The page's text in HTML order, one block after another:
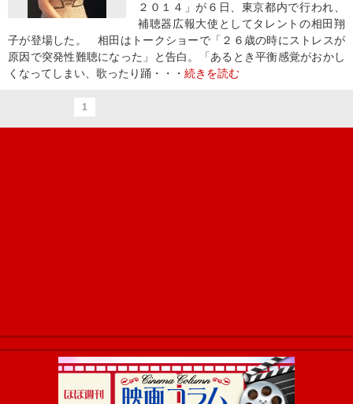
２０１４」が６日、東京都内で行われ、
補聴器広報大使としてタレントの相田翔
子が登場した。 相田はトークショーで「２６歳の時にストレスが
原因で突発性難聴になった」と告白。「あるとき平衡感覚がおかし
くなってしまい、歌ったり踊・・・ 続きを読む
1